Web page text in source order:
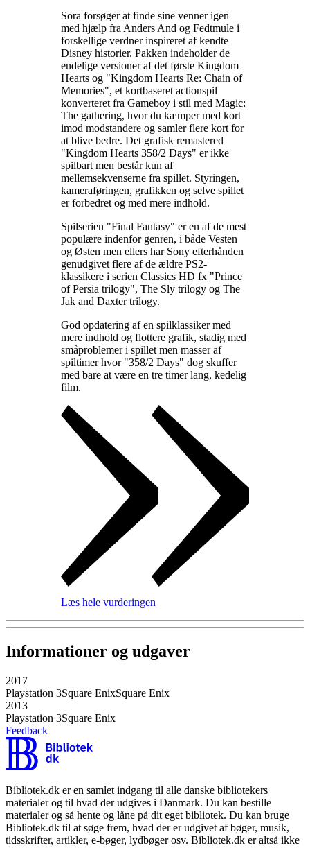
Sora forsøger at finde sine venner igen
med hjælp fra Anders And og Fedtmule i
forskellige verdner inspireret af kendte
Disney historier. Pakken indeholder de
endelige versioner af det første Kingdom
Hearts og "Kingdom Hearts Re: Chain of
Memories", et kortbaseret actionspil
konverteret fra Gameboy i stil med Magic:
The gathering, hvor du kæmper med kort
imod modstandere og samler flere kort for
at blive bedre. Det grafisk remastered
"Kingdom Hearts 358/2 Days" er ikke
spilbart men består kun af
mellemsekvenserne fra spillet. Styringen,
kameraføringen, grafikken og selve spillet
er forbedret og med mere indhold.
Spilserien "Final Fantasy" er en af de mest
populære indenfor genren, i både Vesten
og Østen men ellers har Sony efterhånden
genudgivet flere af de ældre PS2-
klassikere i serien Classics HD fx "Prince
of Persia trilogy", The Sly trilogy og The
Jak and Daxter trilogy.
God opdatering af en spilklassiker med
mere indhold og flottere grafik, stadig med
småproblemer i spillet men masser af
spiltimer hvor "358/2 Days" dog skuffer
med bare at være en tre timer lang, kedelig
film.
Læs hele vurderingen
Informationer og udgaver
2017
Playstation 3Square EnixSquare Enix
2013
Playstation 3Square Enix
Feedback
Bibliotek.dk er en samlet indgang til alle danske bibliotekers
materialer og til hvad der udgives i Danmark. Du kan bestille
materialer og så hente og låne på dit eget bibliotek. Du kan bruge
Bibliotek.dk til at søge frem, hvad der er udgivet af bøger, musik,
tidsskrifter, artikler, e-bøger, lydbøger osv. Bibliotek.dk er altså ikke